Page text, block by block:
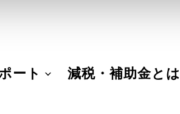
ート 減税・補助金とは